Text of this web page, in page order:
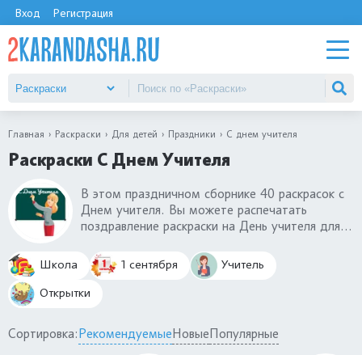
Вход Регистрация
Главная Раскраски Для детей Праздники С днем учителя
Раскраски С Днем Учителя
В этом праздничном сборнике 40 раскрасок с
Днем учителя. Вы можете распечатать
поздравление раскраски на День учителя для
для учителей первоклассников,
старшеклассников. Поздравьте своего
любимого учителя с помощью раскраски. День
Школа 1 сентября
Учитель
Открытки
Сортировка:РекомендуемыеНовыеПопулярные